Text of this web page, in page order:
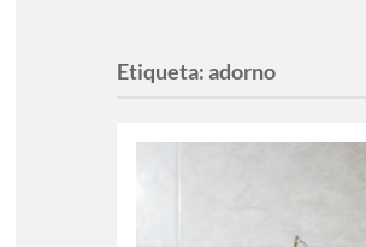
Etiqueta:adorno